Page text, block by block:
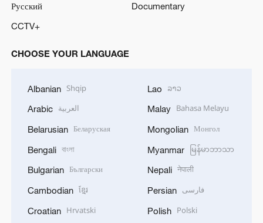
Русский
Documentary
CCTV+
CHOOSE YOUR LANGUAGE
Albanian Shqip
Arabic العربية
Belarusian Беларуская
Bengali বাংলা
Bulgarian Български
Cambodian ខ្មែរ
Croatian Hrvatski
Lao ລາວ
Malay Bahasa Melayu
Mongolian Монгол
Myanmar မြန်မာဘာသာ
Nepali नेपाली
Persian فارسی
Polish Polski